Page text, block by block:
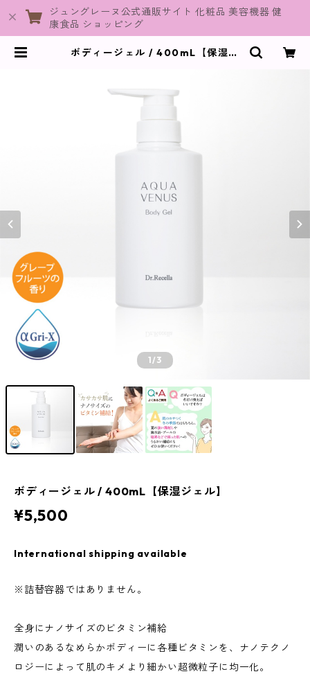
ジュングレーヌ公式通販サイト 化粧品 美容機器 健
康食品 ショッピング
ボディージェル / 400mL【保湿ジ
1/3
ボディージェル / 400mL【保湿ジェル】
¥5,500
International shipping available
※詰替容器ではありません。
全身にナノサイズのビタミン補給
潤いのあるなめらかボディーに各種ビタミンを、ナノテクノ
ロジーによって肌のキメより細かい超微粒子に均一化。